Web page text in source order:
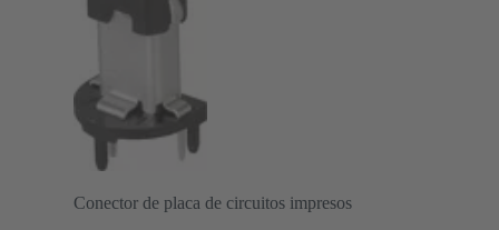
Conector de placa de circuitos impresos